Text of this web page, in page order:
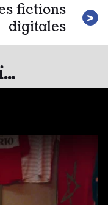
fictions
digitales